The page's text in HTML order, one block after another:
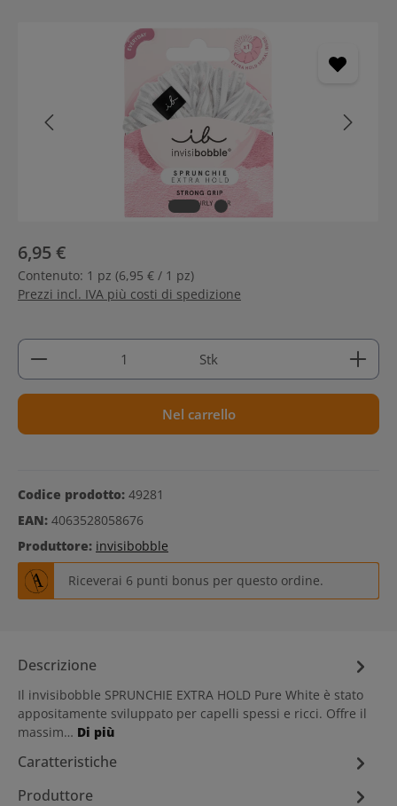
Salta la galleria di immagini
6,95 €
Contenuto: 1 pz (6,95 € / 1 pz)
Prezzi incl. IVA più costi di spedizione
Quantità del prodotto: inserisci la quantità
Stk
Nel carrello
Codice prodotto: 49281
EAN: 4063528058676
Produttore: invisibobble
Riceverai 6 punti bonus per questo ordine.
Descrizione
Il invisibobble SPRUNCHIE EXTRA HOLD Pure White è stato
appositamente sviluppato per capelli spessi e ricci. Offre il
massim… Di più
Caratteristiche
Produttore